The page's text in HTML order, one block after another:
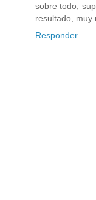
sobre todo,
resultado, muy
Responder